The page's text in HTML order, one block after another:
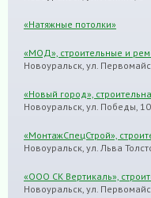
«Натяжные потолки»
«МОД», строительные и
Новоуральск, ул.
«Новый город»,
Новоуральск, ул. Победы, 10
«МонтажСпецСтрой»,
Новоуральск, ул. Льва
«ООО СК Вертикаль»,
Новоуральск, ул.